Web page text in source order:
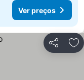
Ver preços
Partilhar